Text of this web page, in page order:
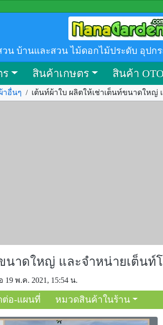
น บ้านและสวน ไม้ดอกไม้ประดับ อุป
ร สินค้าเกษตร สินค้า
าอื่นๆ /
นาดใหญ่ และจำหน่ายเต็นท์
19 พ.ค. 2021, 15:54 น.
ต่อ-แผนที่ หมวดสินค้าในร้าน